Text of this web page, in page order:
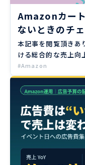
Amazonカー
ないときのチ
本記事を閲覧頂きあ
ける総合的な売上向
Amazon、Yahoo!シ
イトのご支援実績の
け […]
#Amazon